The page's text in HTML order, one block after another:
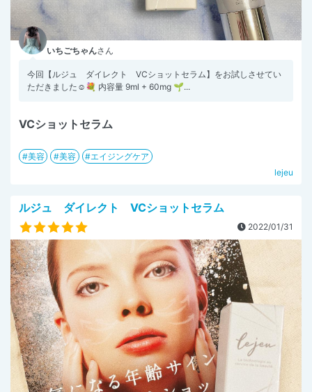
いちごちゃんさん
今回【ルジュ ダイレクト VCショットセラム】をお試しさせてい
ただきました☺️💐 内容量 9ml + 60mg 🌱...
VCショットセラム
美容 美容
エイジングケア
lejeu
ルジュ ダイレクト VCショットセラム
2022/01/31